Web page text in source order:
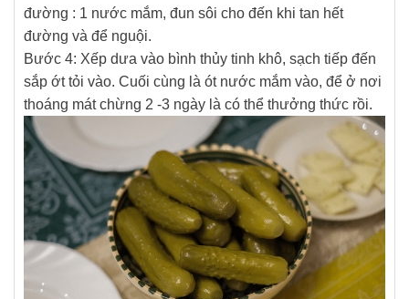
đường : 1 nước mắm, đun sôi cho đến khi tan hết
đường và để nguội.
Bước 4: Xếp dưa vào bình thủy tinh khô, sạch tiếp đến
sắp ớt tỏi vào. Cuối cùng là ót nước mắm vào, để ở nơi
thoáng mát chừng 2 -3 ngày là có thể thưởng thức rồi.